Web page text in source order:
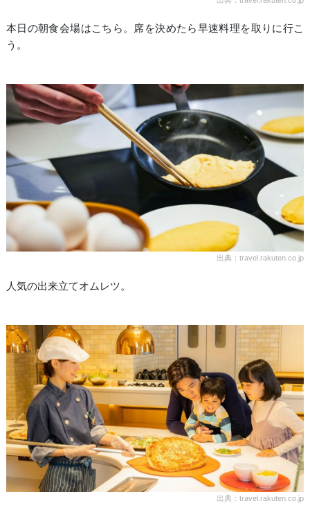
本日の朝食会場はこちら。席を決めたら早速料理を取りに行こ
う。
出典：travel.rakuten.co.jp
人気の出来立てオムレツ。
出典：travel.rakuten.co.jp